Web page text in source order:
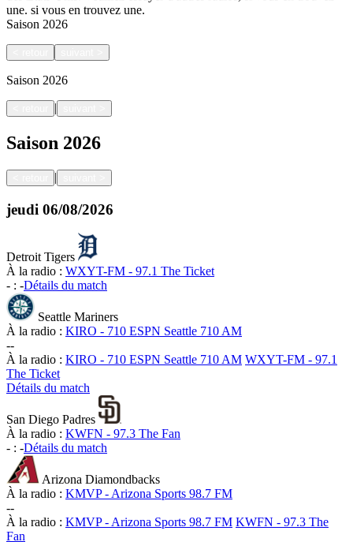
une. si vous en trouvez une.
Saison 2026
Saison 2026
|
Saison 2026
|
jeudi 06/08/2026
Detroit Tigers
À la radio : WXYT-FM - 97.1 The Ticket
- : -Détails du match
Seattle Mariners
À la radio : KIRO - 710 ESPN Seattle 710 AM
--
À la radio : KIRO - 710 ESPN Seattle 710 AM WXYT-FM - 97.1
The Ticket
Détails du match
San Diego Padres
À la radio : KWFN - 97.3 The Fan
- : -Détails du match
Arizona Diamondbacks
À la radio : KMVP - Arizona Sports 98.7 FM
--
À la radio : KMVP - Arizona Sports 98.7 FM KWFN - 97.3 The
Fan